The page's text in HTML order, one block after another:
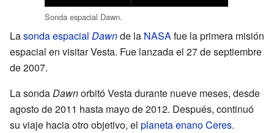
Sonda espacial Dawn.
Lasonda espacial Dawnde la NASAfue la primera misión
espacial en visitar Vesta. Fue lanzada el 27 de septiembre
de 2007.
La sondaDawnorbitó Vesta durante nueve meses, desde
agosto de 2011 hasta mayo de 2012. Después, continuó
su viaje hacia otro objetivo, el planeta enanoCeres.